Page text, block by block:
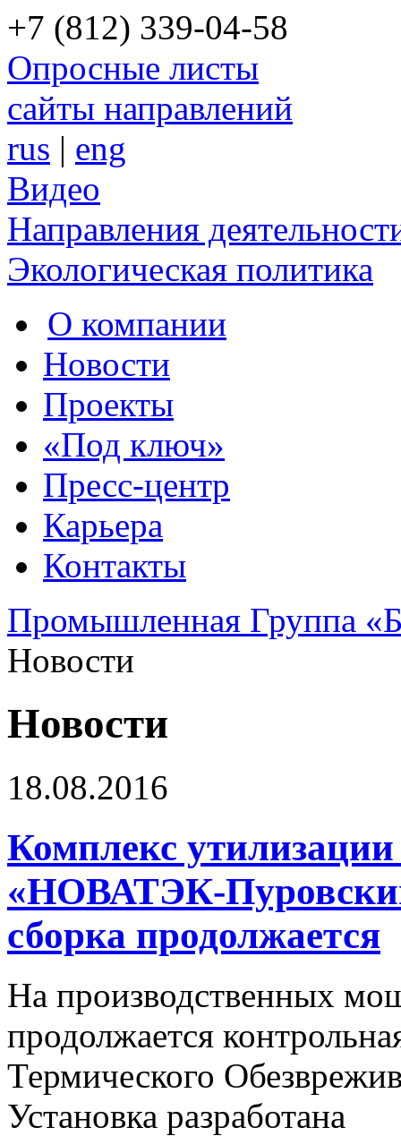
+7 (812) 339-04-58
Опросные листы
сайты направлений
rus | eng
Видео
Направления
Экологическая политика
О компании
Новости
Проекты
«Под ключ»
Пресс-центр
Карьера
Контакты
Промышленная Группа
Новости
Новости
18.08.2016
Комплекс
«НОВАТЭК-
сборка продолжается
На производственных
продолжается
Термического
Установка разработана